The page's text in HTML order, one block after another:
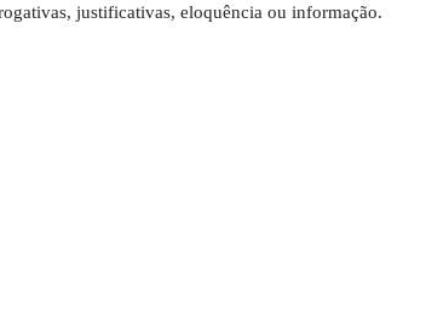
justificativas, eloquência ou informação.